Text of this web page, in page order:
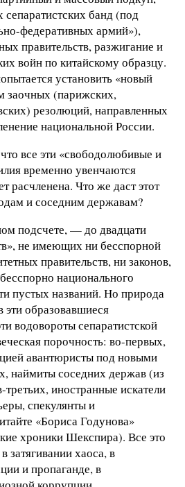
банд (под
федеративных армий»),
правительств, разжигание и
войн по китайскому образцу.
установить «новый
заочных (парижских,
резолюций, направленных
национальной России.
все эти «свободолюбивые и
временно увенчаются
расчленена. Что же даст этот
и соседним державам?
подсчете, — до двадцати
не имеющих ни бесспорной
правительств, ни законов,
национального
пустых названий. Но природа
эти образовавшиеся
водовороты сепаратистской
порочность: во-первых,
авантюристы под новыми
наймиты соседних держав (из
иностранные искатели
спекулянты и
«Бориса Годунова»
хроники Шекспира). Все это
затягивании хаоса, в
и пропаганде, в